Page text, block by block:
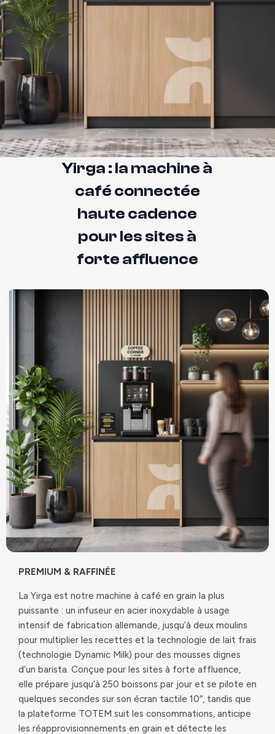
Yirga : la machine à
café connectée
haute cadence
pour les sites à
forte affluence
PREMIUM & RAFFINÉE
La Yirga est notre machine à café en grain la plus
puissante : un infuseur en acier inoxydable à usage
intensif de fabrication allemande, jusqu’à deux moulins
pour multiplier les recettes et la technologie de lait frais
(technologie Dynamic Milk) pour des mousses dignes
d’un barista. Conçue pour les sites à forte affluence,
elle prépare jusqu’à 250 boissons par jour et se pilote en
quelques secondes sur son écran tactile 10″, tandis que
la plateforme TOTEM suit les consommations, anticipe
les réapprovisionnements en grain et détecte les